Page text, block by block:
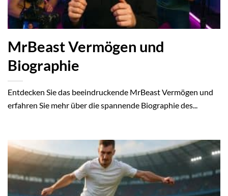
MrBeast Vermögen und
Biographie
Entdecken Sie das beeindruckende MrBeast Vermögen und
erfahren Sie mehr über die spannende Biographie des...